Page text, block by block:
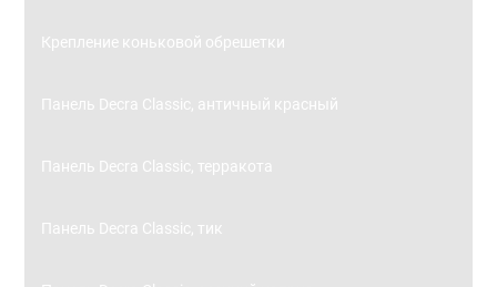
Крепление коньковой обрешетки
Панель Decra Classic, античный красный
Панель Decra Classic, терракота
Панель Decra Classic, тик